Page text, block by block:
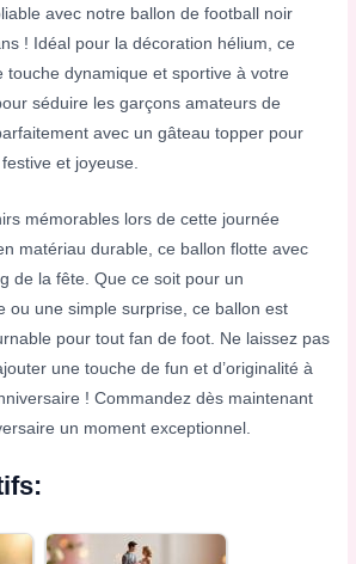
avec notre ballon de football noir
! Idéal pour la décoration hélium, ce
touche dynamique et sportive à votre
séduire les garçons amateurs de
avec un gâteau topper pour
et joyeuse.
mémorables lors de cette journée
matériau durable, ce ballon flotte avec
de la fête. Que ce soit pour un
ou une simple surprise, ce ballon est
pour tout fan de foot. Ne laissez pas
une touche de fun et d’originalité à
! Commandez dès maintenant
un moment exceptionnel.